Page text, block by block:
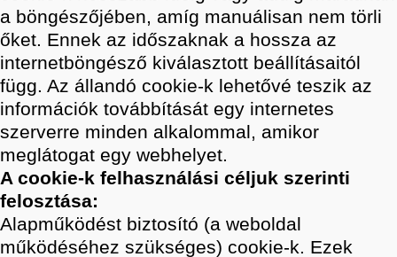
a böngészőjében, amíg manuálisan nem törli
őket. Ennek az időszaknak a hossza az
internetböngésző kiválasztott beállításaitól
függ. Az állandó cookie-k lehetővé teszik az
információk továbbítását egy internetes
szerverre minden alkalommal, amikor
meglátogat egy webhelyet.
A cookie-k felhasználási céljuk szerinti
felosztása:
Alapműködést biztosító (a weboldal
működéséhez szükséges) cookie-k. Ezek